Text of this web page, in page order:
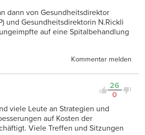
dann von Gesundheitsdirektor
und Gesundheitsdirektorin N.Rickli
auf eine Spitalbehandlung
Kommentar melden
26
0
viele Leute an Strategien und
auf Kosten der
Viele Treffen und Sitzungen